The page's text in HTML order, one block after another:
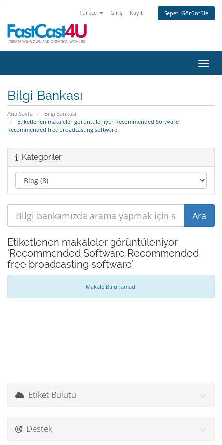
Türkçe Giriş Kayıt Sepeti Görüntüle
Bilgi Bankası
Ana Sayfa
Bilgi Bankası
Etiketlenen makaleler görüntüleniyor Recommended Software
Recommended free broadcasting software
Kategoriler
Etiketlenen makaleler görüntüleniyor
'Recommended Software Recommended
free broadcasting software'
Makale Bulunamadı
Etiket Bulutu
Destek